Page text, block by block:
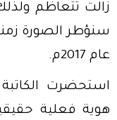
زالت تتعاظم
سنؤطر الصورة
عام 2017م.
استحضرت
هوية فعلية